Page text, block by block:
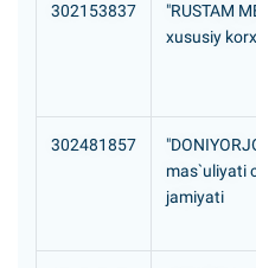
302153837
"RUSTAM
xususiy
302481857
mas`uliyati
jamiyati